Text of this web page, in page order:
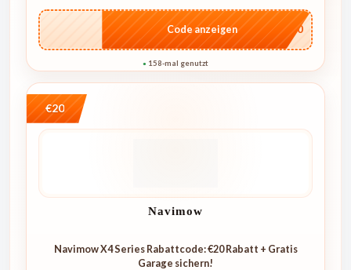
…E250
Code anzeigen
● 158-mal genutzt
€20
Navimow
Navimow X4 Series Rabattcode: €20 Rabatt + Gratis
Garage sichern!